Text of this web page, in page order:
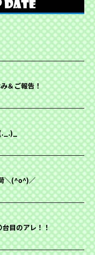
＆ご報告！
＼(^o^)／
台目のアレ！！